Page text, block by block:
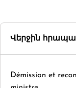
Վերջին
Démission et